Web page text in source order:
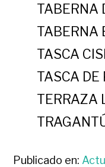
TABERNA
TABERNA
TASCA
TASCA DE
TERRAZA
Publicado en: